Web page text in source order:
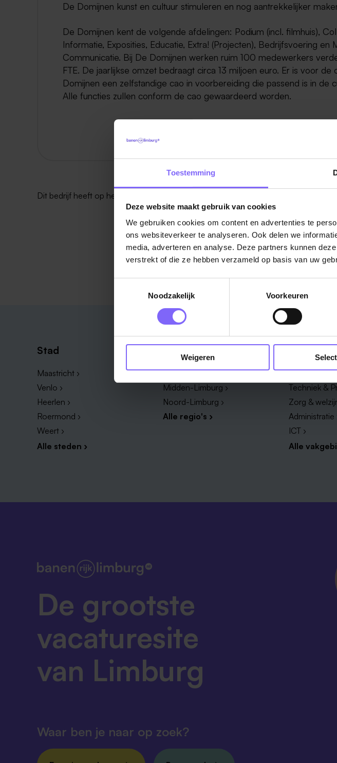
Toestemming
Deze website maakt gebruik van cookies
We gebruiken cookies om content en advertenties te
ons websiteverkeer te analyseren. Ook delen we
media, adverteren en analyse. Deze partners kunnen
verstrekt of die ze hebben verzameld op basis van uw
Noodzakelijk
Voorkeuren
Weigeren
De Domijnen kunst en cultuur stimuleren en nog aantrekkelijker
De Domijnen kent de volgende afdelingen: Podium (incl. filmhuis),
Informatie, Exposities, Educatie, Extra! (Projecten), Bedrijfsvoering en
Communicatie. Bij De Domijnen werken ruim 100 medewerkers
FTE. De jaarlijkse omzet bedraagt circa 13 miljoen euro. Er is voor de
Domijnen een zelfstandige cao in voorbereiding die passend is in de
Alle functies zullen conform de cao gewaardeerd worden.
Dit bedrijf heeft op het moment
Stad
Maastricht ›
Venlo ›
Heerlen ›
Roermond ›
Weert ›
Alle steden ›
Zuid-Limburg ›
Midden-Limburg ›
Noord-Limburg ›
Alle regio's ›
Onderwijs ›
Techniek &
Zorg &
Administratie
ICT ›
Alle
De grootste
vacaturesite
van Limburg
Waar ben je naar op zoek?